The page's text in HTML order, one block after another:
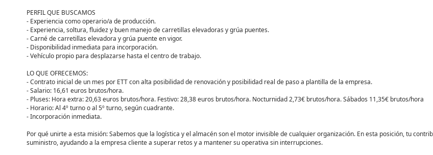
PERFIL QUE BUSCAMOS
- Experiencia como operario/a de producción.
- Experiencia, soltura, fluidez y buen manejo de carretillas elevadoras y grúa puentes.
- Carné de carretillas elevadora y grúa puente en vigor.
- Disponibilidad inmediata para incorporación.
- Vehículo propio para desplazarse hasta el centro de trabajo.
LO QUE OFRECEMOS:
- Contrato inicial de un mes por ETT con alta posibilidad de renovación y posibilidad real de paso a plantilla de la empresa.
- Salario: 16,61 euros brutos/hora.
- Pluses: Hora extra: 20,63 euros brutos/hora. Festivo: 28,38 euros brutos/hora. Nocturnidad 2,73€ brutos/hora. Sábados 11,35€ brutos/hora
- Horario: Al 4º turno o al 5º turno, según cuadrante.
- Incorporación inmediata.
Por qué unirte a esta misión: Sabemos que la logística y el almacén son el motor invisible de cualquier organización. En esta posición, tu
suministro, ayudando a la empresa cliente a superar retos y a mantener su operativa sin interrupciones.